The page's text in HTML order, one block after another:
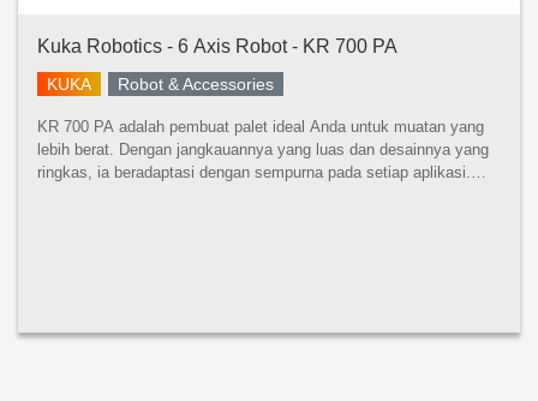
Kuka Robotics - 6 Axis Robot - KR 700 PA
KUKA Robot & Accessories
KR 700 PA adalah pembuat palet ideal Anda untuk muatan yang
lebih berat. Dengan jangkauannya yang luas dan desainnya yang
ringkas, ia beradaptasi dengan sempurna pada setiap aplikasi.